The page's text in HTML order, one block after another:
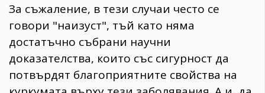
За съжаление, в тези случаи често се
говори "наизуст", тъй като няма
достатъчно събрани научни
доказателства, които със сигурност да
потвърдят благоприятните свойства на